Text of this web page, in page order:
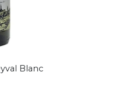
Blanc